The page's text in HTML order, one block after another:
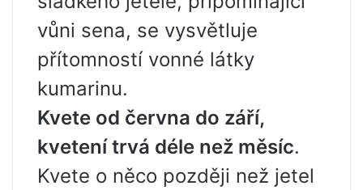
vůni sena, se vysvětluje
přítomností vonné látky
kumarinu.
Kvete od června do září,
kvetení trvá déle než měsíc.
Kvete o něco později než jetel